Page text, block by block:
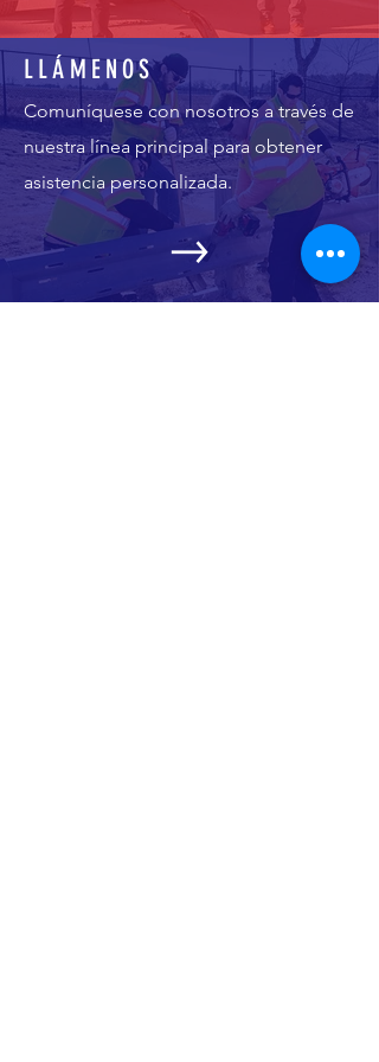
LLÁMENOS
Comuníquese con nosotros a través de
nuestra línea principal para obtener
asistencia personalizada.